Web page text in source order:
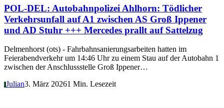
POL-DEL: Autobahnpolizei Ahlhorn: Tödlicher
Verkehrsunfall auf A1 zwischen AS Groß Ippener
und AD Stuhr +++ Mercedes prallt auf Sattelzug
Delmenhorst (ots) - Fahrbahnsanierungsarbeiten hatten im
Feierabendverkehr um 14:46 Uhr zu einem Stau auf der Autobahn 1
zwischen der Anschlussstelle Groß Ippener…
JJulian3. März 20261 Min. Lesezeit